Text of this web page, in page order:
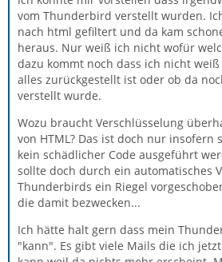
vom Thunderbird verstellt wurden.
nach html gefiltert und da kam
heraus. Nur weiß ich nicht wofür
dazu kommt noch dass ich nicht
alles zurückgestellt ist oder ob da
verstellt wurde.
Wozu braucht Verschlüsselung
von HTML? Das ist doch nur insofern
kein schädlicher Code ausgeführt
sollte doch durch ein automatisches
Thunderbirds ein Riegel
die damit bezwecken...
Ich hätte halt gern dass mein
"kann". Es gibt viele Mails die ich